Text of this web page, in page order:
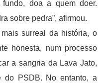
doa a quem doer.
sobre pedra”, afirmou.
surreal da história, o
honesta, num processo
a sangria da Lava Jato,
do PSDB. No entanto, a